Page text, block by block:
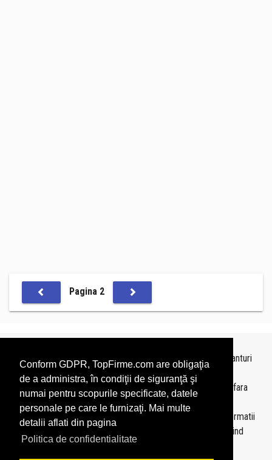
Conform GDPR, TopFirme.com are obligaţia
de a administra, în condiţii de siguranţă şi
numai pentru scopurile specificate, datele
personale pe care le furnizaţi. Mai multe
detalii aflati din pagina
Politica de confidentialitate
Pagina 2
Topurile sunt realizate deTopFirme
pe baza ultimelor bilanturi
depuse si au scop informativ.
Este interzisa folosirea topurilor fara acordul TopFirme si fara
precizarea sursei.
Daca doriti sa achizitionati
topuri personalizate
sau informatii
despre agentii economici va rugam sa ne contactati folosind
sectiunea Contact